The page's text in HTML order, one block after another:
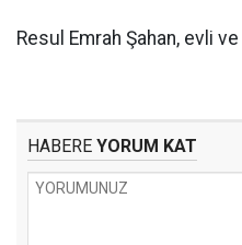
Resul Emrah Şahan, evli ve
HABERE YORUM KAT